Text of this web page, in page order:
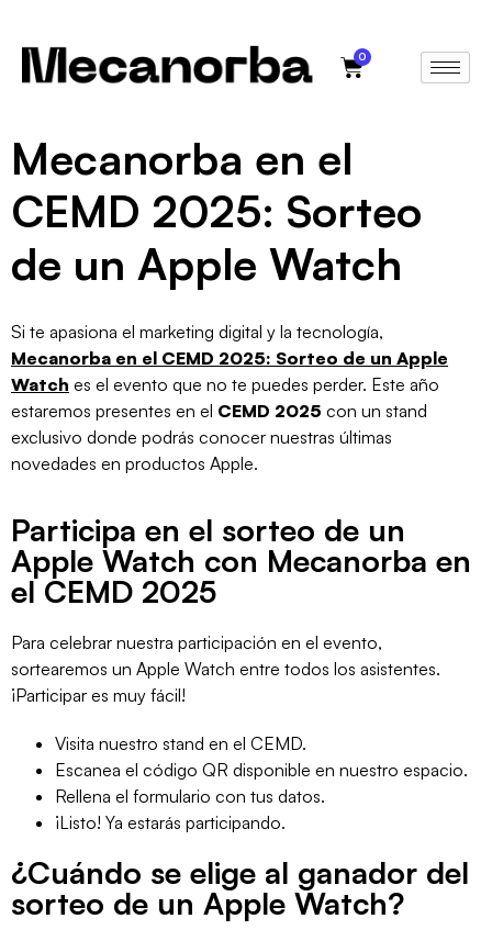
0
Mecanorba en el
CEMD 2025: Sorteo
de un Apple Watch
Si te apasiona el marketing digital y la tecnología,
Mecanorba en el CEMD 2025: Sorteo de un Apple
Watch es el evento que no te puedes perder. Este año
estaremos presentes en el CEMD 2025 con un stand
exclusivo donde podrás conocer nuestras últimas
novedades en productos Apple.
Participa en el sorteo de un
Apple Watch con Mecanorba en
el CEMD 2025
Para celebrar nuestra participación en el evento,
sortearemos un Apple Watch entre todos los asistentes.
¡Participar es muy fácil!
Visita nuestro stand en el CEMD.
Escanea el código QR disponible en nuestro espacio.
Rellena el formulario con tus datos.
¡Listo! Ya estarás participando.
¿Cuándo se elige al ganador del
sorteo de un Apple Watch?